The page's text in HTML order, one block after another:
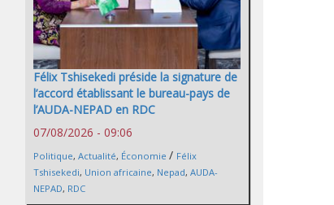
Félix Tshisekedi préside la signature de
l’accord établissant le bureau-pays de
l’AUDA-NEPAD en RDC
07/08/2026 - 09:06
Politique, Actualité, Économie / Félix
Tshisekedi, Union africaine, Nepad, AUDA-
NEPAD, RDC